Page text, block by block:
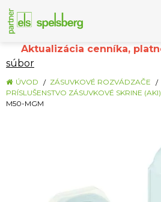
Aktualizácia cenníka,
súbor
ÚVOD ZÁSUVKOVÉ ROZVÁDZAČE
PRÍSLUŠENSTVO ZÁSUVKOVÉ SKRINE (AKI)
M50-MGM